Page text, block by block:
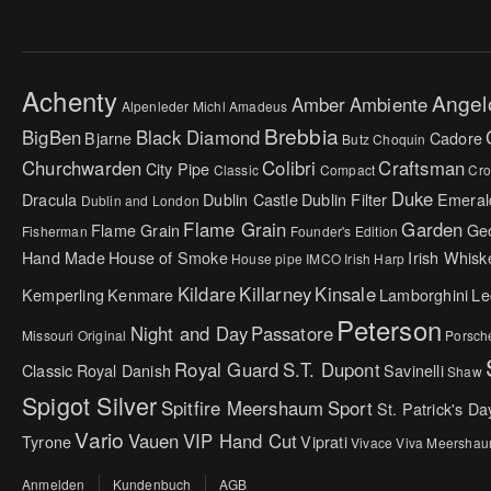
Achenty Alpenleder Michl Amadeus AmberAmbiente
BigBenBjarne Black Diamond Brebbia Butz Choquin Cadore
ChurchwardenCity Pipe ClassicColibri Compact Craftsman
Dracula Dublin and London Dublin CastleDublin Filter Duke
Fisherman Flame Grain Flame Grain Founder's Edition Garden
Hand MadeHouse of Smoke House pipe IMCO Irish Harp Irish
Kemperling Kenmare KildareKillarneyKinsaleLamborghini
Missouri Original Night and DayPassatore Peterson
Classic Royal Danish Royal Guard S.T. DupontSavinelliShaw
Spigot Silver Spitfire Meershaum SportSt. Patrick's
TyroneVario VauenVIP Hand CutVipratiVivace Viva
Anmelden Kundenbuch AGB